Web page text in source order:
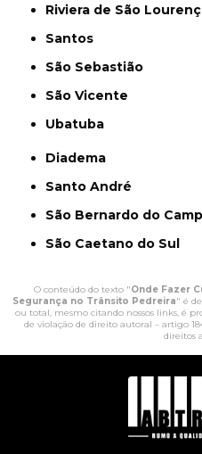
Riviera de São
Santos
São Sebastião
São Vicente
Ubatuba
Diadema
Santo André
São Bernardo do
São Caetano do Sul
O conteúdo do texto "Onde Fazer
Segurança no Trânsito Pedreira" é
ou total, mesmo citando nossos links, é
de violação de direito autoral – artigo
direitos